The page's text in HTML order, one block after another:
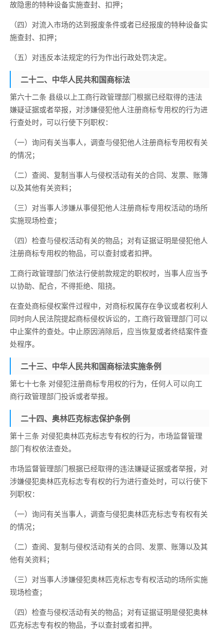
故隐患的特种设备实施查封、扣押；
（四）对流入市场的达到报废条件或者已经报废的特种设备实
施查封、扣押；
（五）对违反本法规定的行为作出行政处罚决定。
二十二、中华人民共和国商标法
第六十二条 县级以上工商行政管理部门根据已经取得的违法
嫌疑证据或者举报，对涉嫌侵犯他人注册商标专用权的行为进
行查处时，可以行使下列职权：
（一）询问有关当事人，调查与侵犯他人注册商标专用权有关
的情况；
（二）查阅、复制当事人与侵权活动有关的合同、发票、账簿
以及其他有关资料；
（三）对当事人涉嫌从事侵犯他人注册商标专用权活动的场所
实施现场检查；
（四）检查与侵权活动有关的物品；对有证据证明是侵犯他人
注册商标专用权的物品，可以查封或者扣押。
工商行政管理部门依法行使前款规定的职权时，当事人应当予
以协助、配合，不得拒绝、阻挠。
在查处商标侵权案件过程中，对商标权属存在争议或者权利人
同时向人民法院提起商标侵权诉讼的，工商行政管理部门可以
中止案件的查处。中止原因消除后，应当恢复或者终结案件查
处程序。
二十三、中华人民共和国商标法实施条例
第七十七条 对侵犯注册商标专用权的行为，任何人可以向工
商行政管理部门投诉或者举报。
二十四、奥林匹克标志保护条例
第十三条 对侵犯奥林匹克标志专有权的行为，市场监督管理
部门有权依法查处。
市场监督管理部门根据已经取得的违法嫌疑证据或者举报，对
涉嫌侵犯奥林匹克标志专有权的行为进行查处时，可以行使下
列职权：
（一）询问有关当事人，调查与侵犯奥林匹克标志专有权有关
的情况；
（二）查阅、复制与侵权活动有关的合同、发票、账簿以及其
他有关资料；
（三）对当事人涉嫌侵犯奥林匹克标志专有权活动的场所实施
现场检查；
（四）检查与侵权活动有关的物品；对有证据证明是侵犯奥林
匹克标志专有权的物品，予以查封或者扣押。